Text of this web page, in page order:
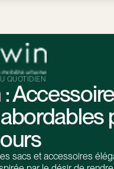
QUOTIDIEN
sacs et accessoires